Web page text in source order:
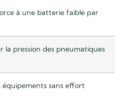
à une batterie faible par
la pression des pneumatiques
sans effort